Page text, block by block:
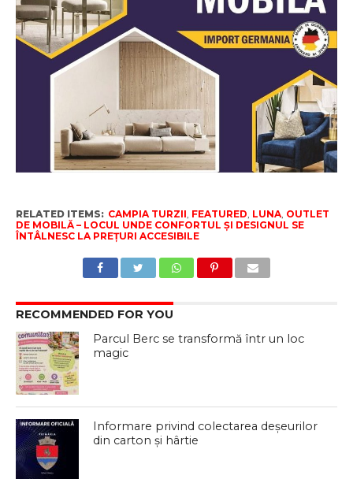
RELATED ITEMS: CAMPIA TURZII, FEATURED, LUNA, OUTLET
DE MOBILĂ – LOCUL UNDE CONFORTUL ȘI DESIGNUL SE
ÎNTÂLNESC LA PREȚURI ACCESIBILE
RECOMMENDED FOR YOU
Parcul Berc se transformă într un loc
magic
Informare privind colectarea deșeurilor
din carton și hârtie